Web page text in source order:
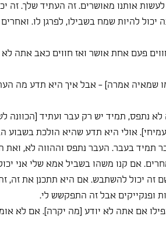
אותנו מאושרים. זה העתיד שלך. זה
להיות שמח בשבילו, לפרגן לו. ואחרים
פעם אחת אושר ואז חווים כאב אתה
שמאיה אמרה] - אבל איך היא תדע מה
נתפס, תמיד יש רק עבר ועתיד [הכוונה
אולי היא תדע שהיא הולכת בשבוע
תמיד בעבר. העבר נתפס וההווה לא, ואת
אם קנו משהו בשביל אמא שלי אני
יכול להשתבש. אם היא תתכנן את זה, זה
ופנקייקים אבל זה התפקשש לי.
אם אתה לא יודע [מה יקרה]. אם לא